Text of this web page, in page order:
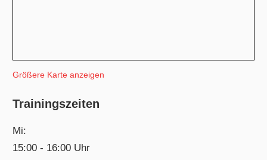
Größere Karte anzeigen
Trainingszeiten
Mi:
15:00 - 16:00 Uhr